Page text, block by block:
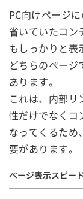
PC向けページ
省いていたコン
もしっかりと表
どちらのペー
あります。
これは、内部
性だけでなくコ
なってくるため
要があります。
ページ表示スピー